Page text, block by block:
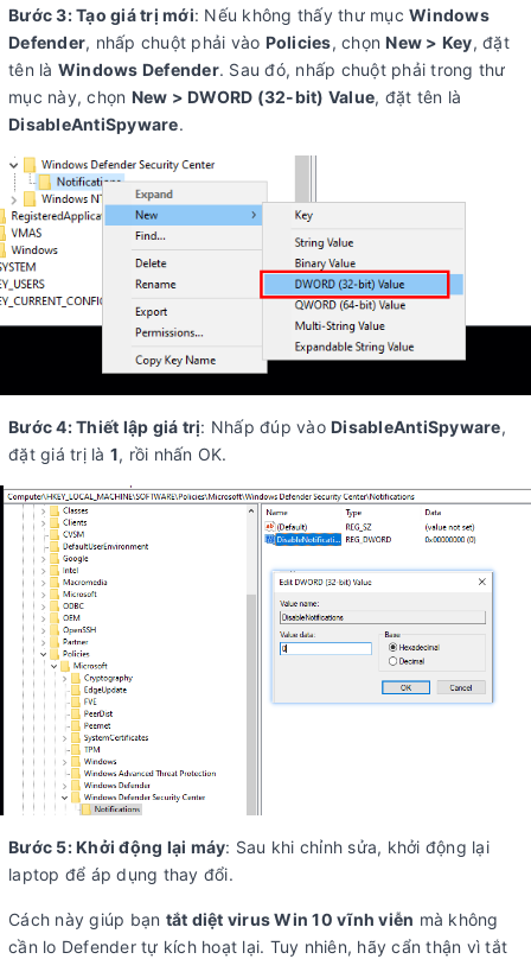
Bước 3: Tạo giá trị mới: Nếu không thấy thư mục Windows
Defender, nhấp chuột phải vào Policies, chọnNew > Key, đặt
tên là Windows Defender. Sau đó, nhấp chuột phải trong thư
mục này, chọn New > DWORD (32-bit) Value, đặt tên là
DisableAntiSpyware.
Bước 4: Thiết lập giá trị: Nhấp đúp vào DisableAntiSpyware,
đặt giá trị là 1, rồi nhấn OK.
Bước 5: Khởi động lại máy: Sau khi chỉnh sửa, khởi động lại
laptop để áp dụng thay đổi.
Cách này giúp bạn tắt diệt virus Win 10 vĩnh viễn mà không
cần lo Defender tự kích hoạt lại. Tuy nhiên, hãy cẩn thận vì tắt